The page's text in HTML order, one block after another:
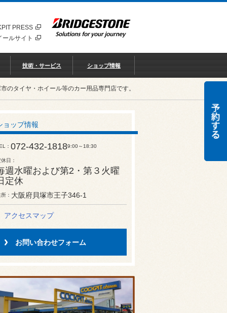
PRESS
ルサイト
技術・サービス ショップ情報
のタイヤ・ホイール等のカー用品専門店です。
ョップ情報
072-432-18189:00～18:30
日
週水曜および第2・第３火曜
定休
所 大阪府貝塚市王子346-1
アクセスマップ
お問い合わせフォーム